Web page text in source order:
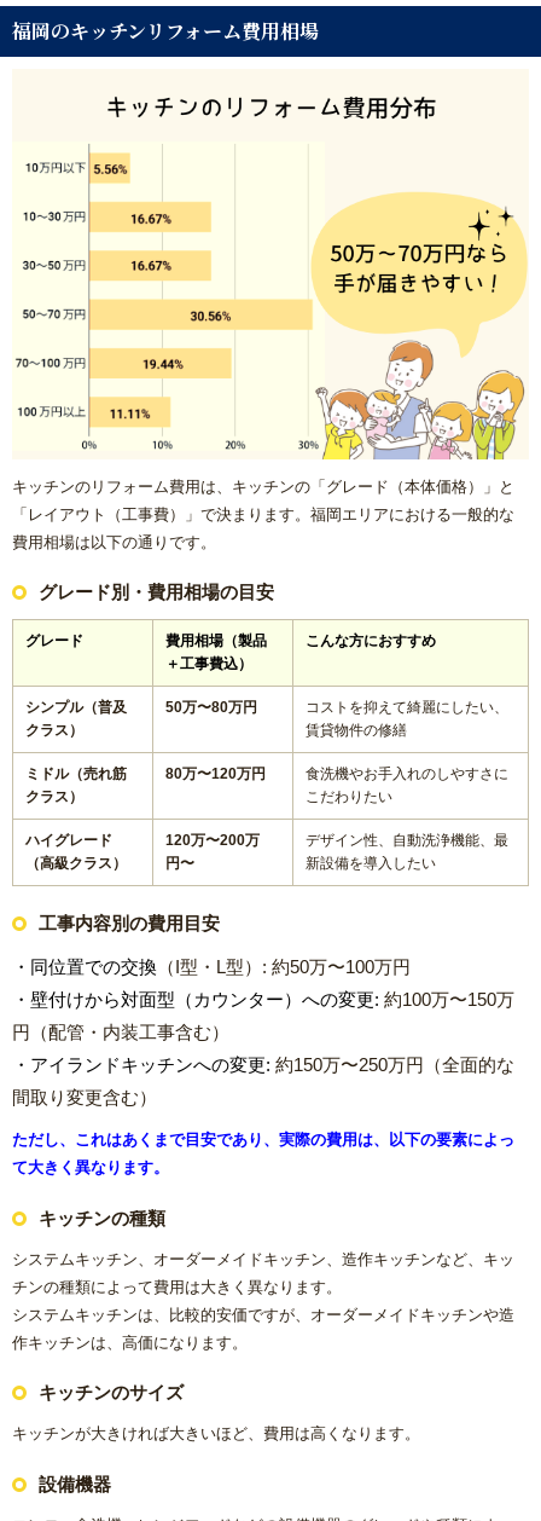
福岡のキッチンリフォーム費用相場
キッチンのリフォーム費用は、キッチンの「グレード（本体価格）」と
「レイアウト（工事費）」で決まります。福岡エリアにおける一般的な
費用相場は以下の通りです。
グレード別・費用相場の目安
グレード
費用相場（製品
＋工事費込）
こんな方におすすめ
シンプル（普及
クラス）
50万〜80万円
コストを抑えて綺麗にしたい、
賃貸物件の修繕
ミドル（売れ筋
クラス）
80万〜120万円
食洗機やお手入れのしやすさに
こだわりたい
ハイグレード
（高級クラス）
120万〜200万
円〜
デザイン性、自動洗浄機能、最
新設備を導入したい
工事内容別の費用目安
・同位置での交換 （I型・L型）: 約50万〜100万円
・壁付けから対面型（カウンター）への変更: 約100万〜150万
円（配管・内装工事含む）
・アイランドキッチンへの変更: 約150万〜250万円（全面的な
間取り変更含む）
ただし、これはあくまで目安であり、実際の費用は、以下の要素によっ
て大きく異なります。
キッチンの種類
システムキッチン、オーダーメイドキッチン、造作キッチンなど、キッ
チンの種類によって費用は大きく異なります。
システムキッチンは、比較的安価ですが、オーダーメイドキッチンや造
作キッチンは、高価になります。
キッチンのサイズ
キッチンが大きければ大きいほど、費用は高くなります。
設備機器